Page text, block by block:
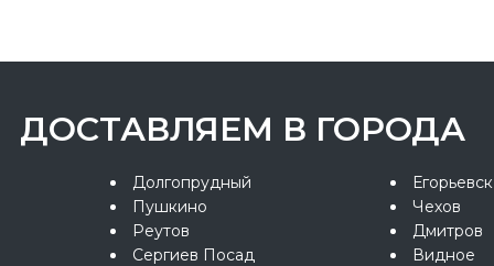
ДОСТАВЛЯЕМ В ГОРОДА
Долгопрудный
Пушкино
Реутов
Сергиев Посад
Егорьевск
Чехов
Дмитров
Видное